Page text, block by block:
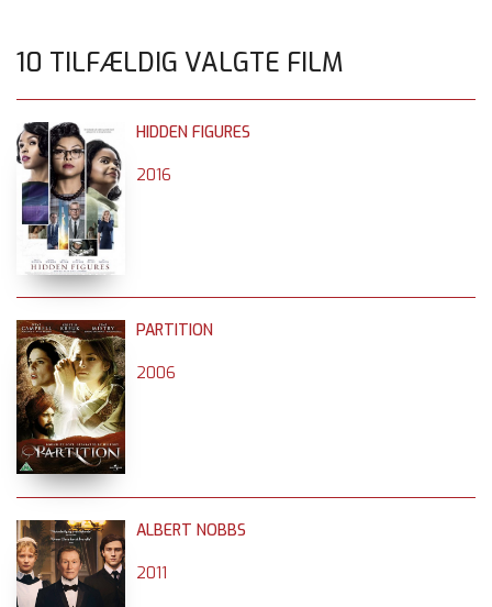
10 TILFÆLDIG VALGTE FILM
HIDDEN FIGURES
2016
PARTITION
2006
ALBERT NOBBS
2011